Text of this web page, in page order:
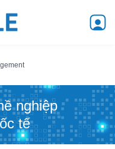
nghiệp
tế